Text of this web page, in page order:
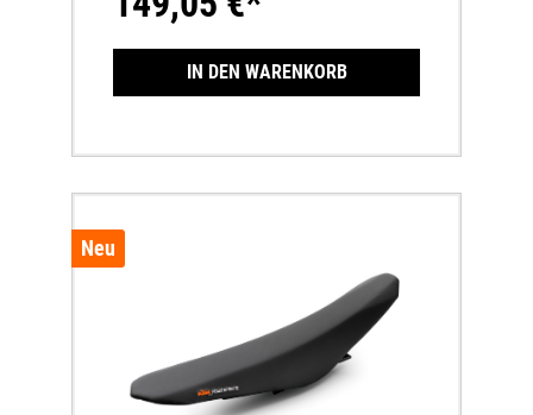
IN DEN WARENKORB
Neu